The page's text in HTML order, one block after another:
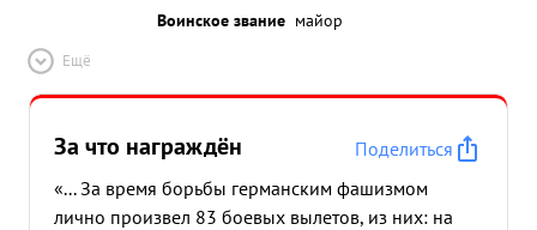
Воинское звание майор
Ещё
За что награждён
Поделиться
«... За время борьбы германским фашизмом
лично произвел 83 боевых вылетов, из них: на